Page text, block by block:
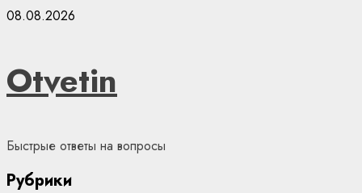
Skip
08.08.2026
Otvetin
Быстрые ответы на вопросы
Рубрики